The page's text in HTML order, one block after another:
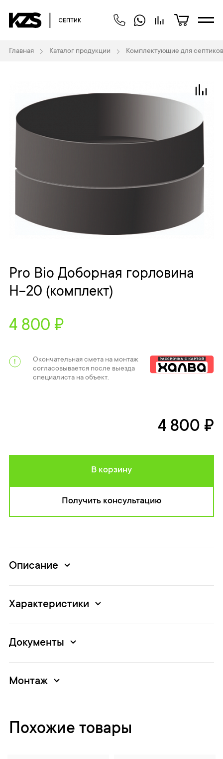
Главная Каталог продукции Комплектующие для
Pro Bio Доборная горловина
H-20 (комплект)
4 800 ₽
Окончательная смета на монтаж
согласовывается после выезда
специалиста на объект.
4 800 ₽
В корзину
Получить консультацию
Описание
Характеристики
Документы
Монтаж
Похожие товары